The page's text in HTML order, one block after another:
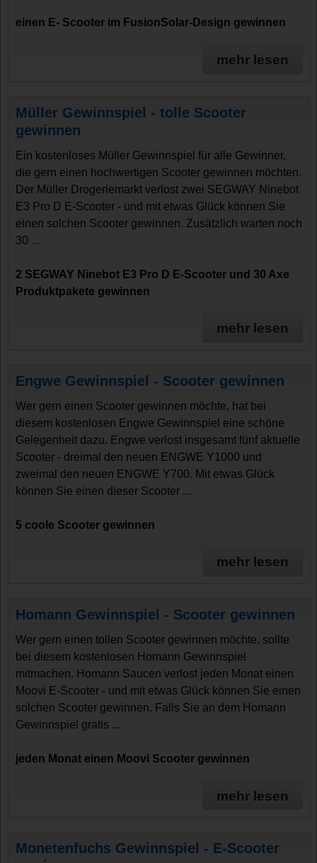
einen E- Scooter im FusionSolar-Design gewinnen
mehr lesen
Müller Gewinnspiel - tolle Scooter
gewinnen
Ein kostenloses Müller Gewinnspiel für alle Gewinner,
die gern einen hochwertigen Scooter gewinnen möchten.
Der Müller Drogeriemarkt verlost zwei SEGWAY Ninebot
E3 Pro D E-Scooter - und mit etwas Glück können Sie
einen solchen Scooter gewinnen. Zusätzlich warten noch
30 ...
2 SEGWAY Ninebot E3 Pro D E-Scooter und 30 Axe
Produktpakete gewinnen
mehr lesen
Engwe Gewinnspiel - Scooter gewinnen
Wer gern einen Scooter gewinnen möchte, hat bei
diesem kostenlosen Engwe Gewinnspiel eine schöne
Gelegenheit dazu. Engwe verlost insgesamt fünf aktuelle
Scooter - dreimal den neuen ENGWE Y1000 und
zweimal den neuen ENGWE Y700. Mit etwas Glück
können Sie einen dieser Scooter ...
5 coole Scooter gewinnen
mehr lesen
Homann Gewinnspiel - Scooter gewinnen
Wer gern einen tollen Scooter gewinnen möchte, sollte
bei diesem kostenlosen Homann Gewinnspiel
mitmachen. Homann Saucen verlost jeden Monat einen
Moovi E-Scooter - und mit etwas Glück können Sie einen
solchen Scooter gewinnen. Falls Sie an dem Homann
Gewinnspiel gratis ...
jeden Monat einen Moovi Scooter gewinnen
mehr lesen
Monetenfuchs Gewinnspiel - E-Scooter